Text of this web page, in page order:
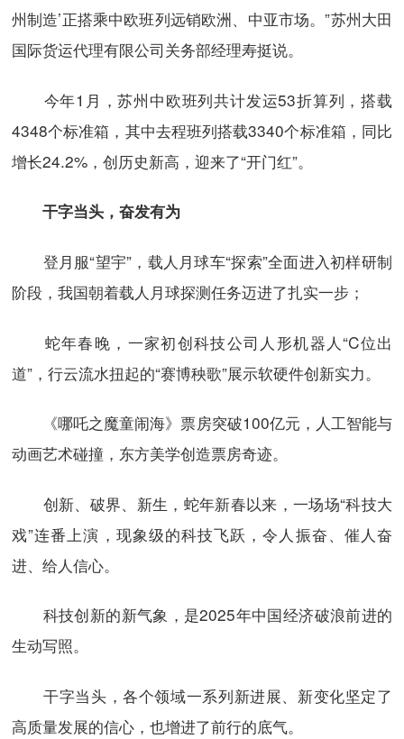
州制造’正搭乘中欧班列远销欧洲、中亚市场。”苏州大田
国际货运代理有限公司关务部经理寿挺说。
今年1月，苏州中欧班列共计发运53折算列，搭载
4348个标准箱，其中去程班列搭载3340个标准箱，同比
增长24.2%，创历史新高，迎来了“开门红”。
干字当头，奋发有为
登月服“望宇”，载人月球车“探索”全面进入初样研制
阶段，我国朝着载人月球探测任务迈进了扎实一步；
蛇年春晚，一家初创科技公司人形机器人“C位出
道”，行云流水扭起的“赛博秧歌”展示软硬件创新实力。
《哪吒之魔童闹海》票房突破100亿元，人工智能与
动画艺术碰撞，东方美学创造票房奇迹。
创新、破界、新生，蛇年新春以来，一场场“科技大
戏”连番上演，现象级的科技飞跃，令人振奋、催人奋
进、给人信心。
科技创新的新气象，是2025年中国经济破浪前进的
生动写照。
干字当头，各个领域一系列新进展、新变化坚定了
高质量发展的信心，也增进了前行的底气。